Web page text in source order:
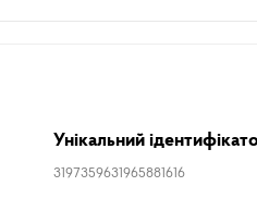
Унікальний
3197359631965881616